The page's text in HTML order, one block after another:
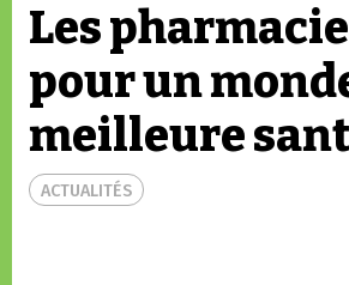
Les
pour un
meilleure
ACTUALITÉS